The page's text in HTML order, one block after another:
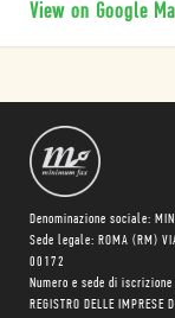
View on Google
Denominazione sociale:
Sede legale: ROMA (RM)
00172
Numero e sede di
REGISTRO DELLE IMPRESE